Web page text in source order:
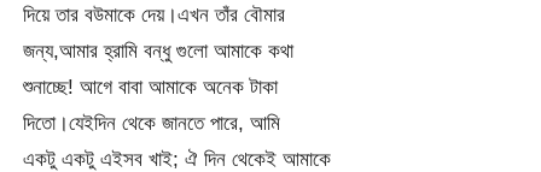
দিয়ে তার বউমাকে দেয়।এখন তাঁর বৌমার
জন্য,আমার হ্রামি বন্ধু গুলো আমাকে কথা
শুনাচ্ছে! আগে বাবা আমাকে অনেক টাকা
দিতো।যেইদিন থেকে জানতে পারে, আমি
একটু একটু এইসব খাই; ঐ দিন থেকেই আমাকে